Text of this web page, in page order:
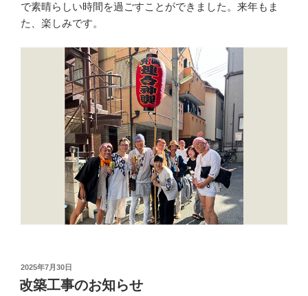
で素晴らしい時間を過ごすことができました。来年もま
た、楽しみです。
投
稿
日:
2025年7月30日
改築工事のお知らせ